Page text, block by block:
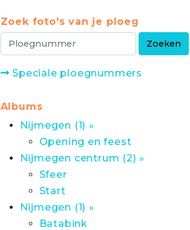
Zoek foto's van je ploeg
Speciale ploegnummers
Albums
Nijmegen (1) »
Opening en feest
Nijmegen centrum (2) »
Sfeer
Start
Nijmegen (1) »
Batabink